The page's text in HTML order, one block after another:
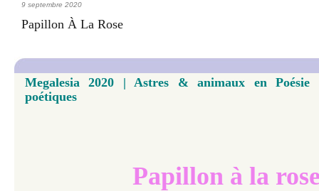
9 septembre 2020
Papillon À La Rose
Megalesia 2020 | Astres & animaux en Poésie |
poétiques
Papillon à la